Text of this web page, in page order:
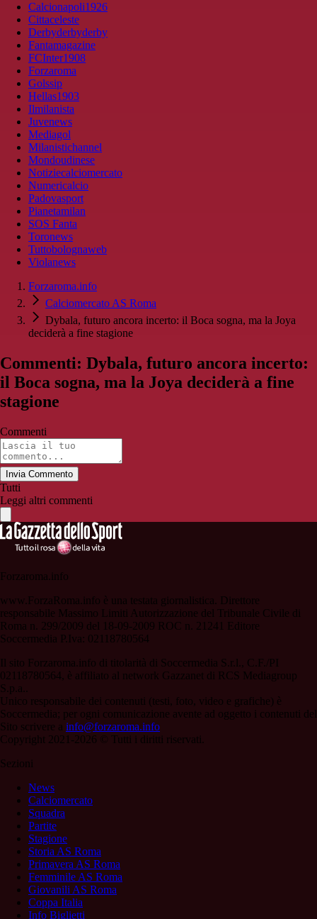
Calcionapoli1926
Cittaceleste
Derbyderbyderby
Fantamagazine
FCInter1908
Forzaroma
Golssip
Hellas1903
Ilmilanista
Juvenews
Mediagol
Milanistichannel
Mondoudinese
Notiziecalciomercato
Numericalcio
Padovasport
Pianetamilan
SOS Fanta
Toronews
Tuttobolognaweb
Violanews
Forzaroma.info
Calciomercato AS Roma
Dybala, futuro ancora incerto: il Boca sogna, ma la Joya
deciderà a fine stagione
Commenti: Dybala, futuro ancora incerto:
il Boca sogna, ma la Joya deciderà a fine
stagione
Commenti
Invia Commento
Tutti
Leggi altri commenti
Forzaroma.info
www.ForzaRoma.info è una testata giornalistica. Direttore
responsabile Massimo Limiti Autorizzazione del Tribunale Civile di
Roma n. 299/2009 del 18-09-2009 ROC n. 21241 Editore
Soccermedia P.Iva: 02118780564
Il sito Forzaroma.info di titolarità di Soccermedia S.r.l., C.F./PI
02118780564, è affiliato al network Gazzanet di RCS Mediagroup
S.p.a..
Unico responsabile dei contenuti (testi, foto, video e grafiche) è
Soccermedia; per ogni comunicazione avente ad oggetto i contenuti del
Sito scrivere a info@forzaroma.info
Copyright 2021-2026 © Tutti i diritti riservati.
Sezioni
News
Calciomercato
Squadra
Partite
Stagione
Storia AS Roma
Primavera AS Roma
Femminile AS Roma
Giovanili AS Roma
Coppa Italia
Info Biglietti